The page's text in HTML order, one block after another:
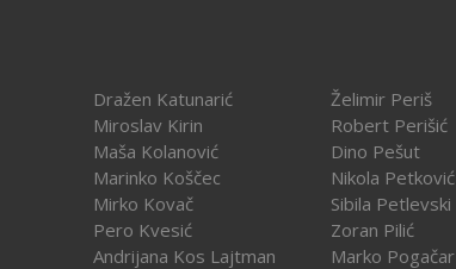
Dražen Katunarić
Miroslav Kirin
Maša Kolanović
Marinko Koščec
Mirko Kovač
Pero Kvesić
Andrijana Kos Lajtman
Želimir Periš
Robert Perišić
Dino Pešut
Nikola Petković
Sibila Petlevski
Zoran Pilić
Marko Pogačar